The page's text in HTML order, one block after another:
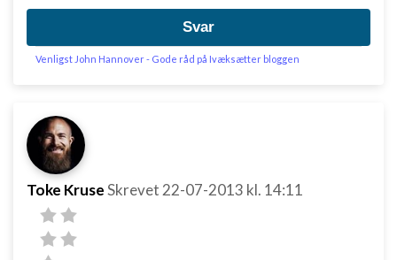
Svar
Venligst John Hannover - Gode råd på Ivæksætter bloggen
Toke KruseSkrevet 22-07-2013 kl. 14:11